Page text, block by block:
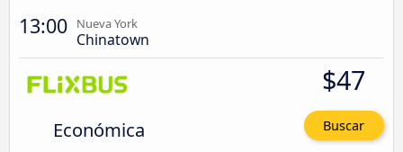
13:00 Nueva York
Chinatown
Económica
$47
Buscar